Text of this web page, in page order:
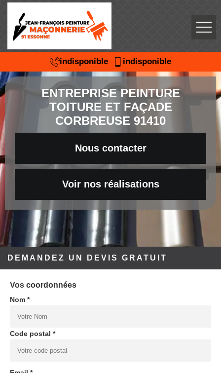
indisponible indisponible
ENTREPRISE PEINTURE
TOITURE ET FAÇADE
CORBREUSE 91410
Nous contacter
Voir nos réalisations
DEMANDEZ UN DEVIS GRATUIT
Vos coordonnées
Nom *
Code postal *